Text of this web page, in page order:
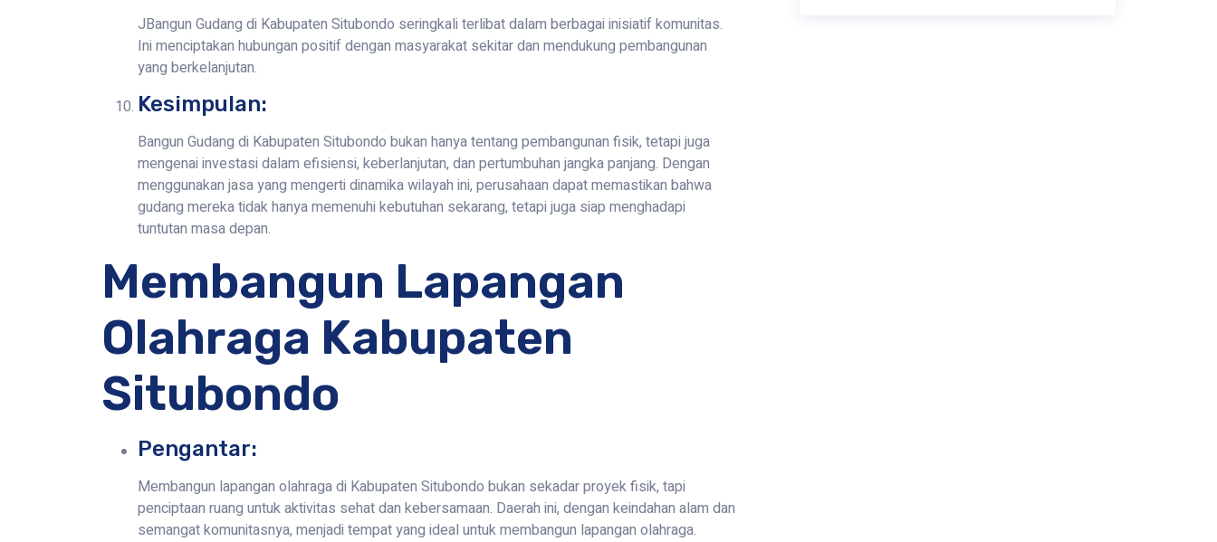
JBangun Gudang di Kabupaten Situbondo seringkali terlibat dalam berbagai inisiatif komunitas.
Ini menciptakan hubungan positif dengan masyarakat sekitar dan mendukung pembangunan
yang berkelanjutan.
Kesimpulan:
Bangun Gudang di Kabupaten Situbondo bukan hanya tentang pembangunan fisik, tetapi juga
mengenai investasi dalam efisiensi, keberlanjutan, dan pertumbuhan jangka panjang. Dengan
menggunakan jasa yang mengerti dinamika wilayah ini, perusahaan dapat memastikan bahwa
gudang mereka tidak hanya memenuhi kebutuhan sekarang, tetapi juga siap menghadapi
tuntutan masa depan.
Membangun Lapangan
Olahraga Kabupaten
Situbondo
Pengantar:
Membangun lapangan olahraga di Kabupaten Situbondo bukan sekadar proyek fisik, tapi
penciptaan ruang untuk aktivitas sehat dan kebersamaan. Daerah ini, dengan keindahan alam dan
semangat komunitasnya, menjadi tempat yang ideal untuk membangun lapangan olahraga.